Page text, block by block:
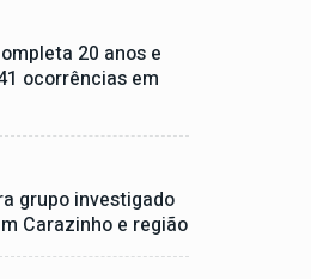
20 anos e
ocorrências em
grupo investigado
Carazinho e região